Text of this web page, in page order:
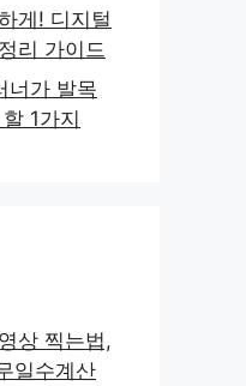
게! 디지털
리 가이드
너가 발목
1가지
상 찍는법,
일수계산